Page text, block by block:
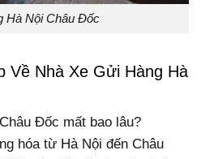
Hà Nội Châu Đốc
Về Nhà Xe Gửi Hàng Hà
Đốc mất bao lâu?
hóa từ Hà Nội đến Châu